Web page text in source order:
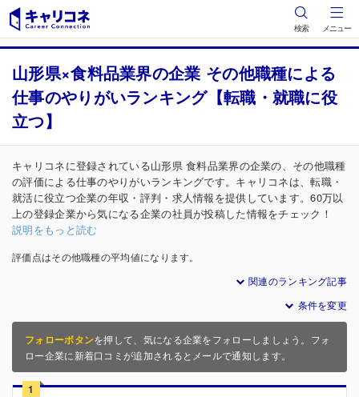
検索 メニュー
山形県×食料品業界の企業 その他職種による
仕事のやりがいランキング【転職・就職に役
立つ】
キャリコネに登録されている山形県 食料品業界の企業の、その他職種
の評価による仕事のやりがいランキングです。キャリコネは、転職・
就活に役立つ企業の年収・評判・求人情報を提供しています。60万以
上の登録企業から気になる企業の社員が投稿した情報をチェック！
説明をもっと読む
評価点はその他職種の平均値になります。
関連のランキング記事
条件を変更
フォローボタンを押して、気になる企業をフォローしましょう。フォ
ロー企業に新着口コミが追加されるとメールで通知します。
1